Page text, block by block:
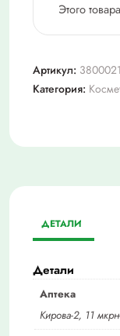
Этого
Артикул:
Категория:
ДЕТАЛИ
Детали
Аптека
Кирова-2, 11